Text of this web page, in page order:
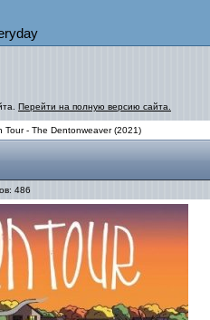
Перейти на полную версию сайта.
Tour - The Dentonweaver (2021)
486